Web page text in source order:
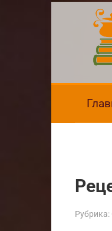
Рубрика: